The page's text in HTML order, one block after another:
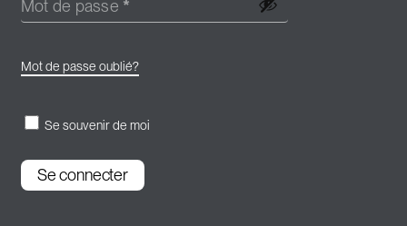
Mot de passe *
Mot de passe oublié?
Se souvenir de moi
Se connecter